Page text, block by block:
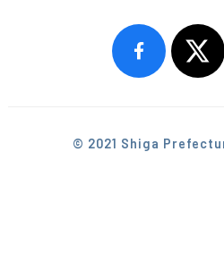
© 2021 Shiga